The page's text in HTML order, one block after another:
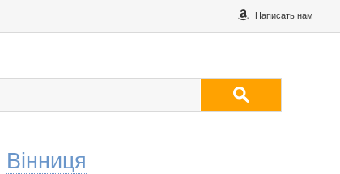
Написать нам
Вінниця